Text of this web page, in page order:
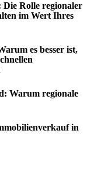
Rolle regionaler
im Wert Ihres
es besser ist,
Warum regionale
in